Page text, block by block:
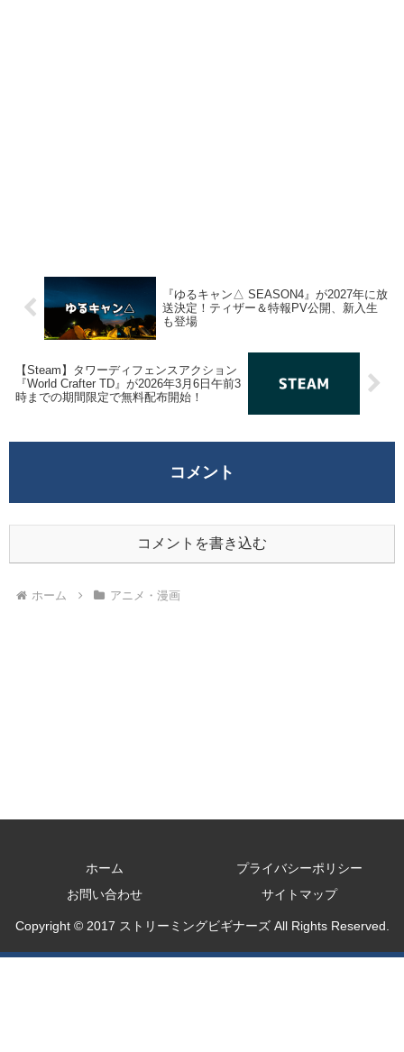
『ゆるキャン△ SEASON4』が2027年に放
送決定！ティザー＆特報PV公開、新入生
も登場
【Steam】タワーディフェンスアクション
『World Crafter TD』が2026年3月6日午前3
時までの期間限定で無料配布開始！
コメント
コメントを書き込む
ホーム アニメ・漫画
ホーム
プライバシーポリシー
お問い合わせ
サイトマップ
Copyright © 2017 ストリーミングビギナーズ All Rights Reserved.